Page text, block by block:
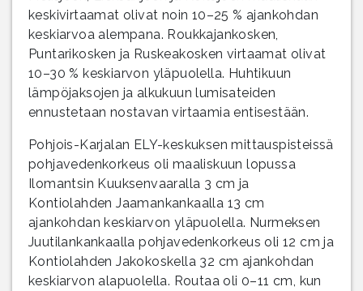
keskivirtaamat olivat noin 10–25 % ajankohdan
keskiarvoa alempana. Roukkajankosken,
Puntarikosken ja Ruskeakosken virtaamat olivat
10–30 % keskiarvon yläpuolella. Huhtikuun
lämpöjaksojen ja alkukuun lumisateiden
ennustetaan nostavan virtaamia entisestään.
Pohjois-Karjalan ELY-keskuksen mittauspisteissä
pohjavedenkorkeus oli maaliskuun lopussa
Ilomantsin Kuuksenvaaralla 3 cm ja
Kontiolahden Jaamankankaalla 13 cm
ajankohdan keskiarvon yläpuolella. Nurmeksen
Juutilankankaalla pohjavedenkorkeus oli 12 cm ja
Kontiolahden Jakokoskella 32 cm ajankohdan
keskiarvon alapuolella. Routaa oli 0–11 cm, kun